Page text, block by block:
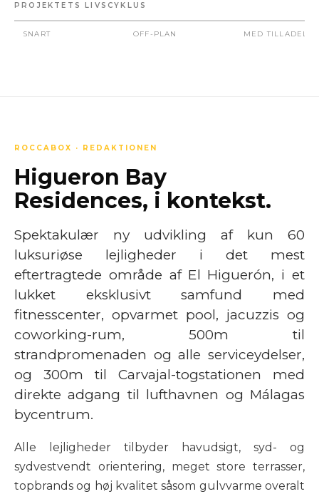
PROJEKTETS LIVSCYKLUS
SNART OFF-PLAN MED TILLADELSE
ROCCABOX · REDAKTIONEN
Higueron Bay
Residences, i kontekst.
Spektakulær ny udvikling af kun 60
luksuriøse lejligheder i det mest
eftertragtede område af El Higuerón, i et
lukket eksklusivt samfund med
fitnesscenter, opvarmet pool, jacuzzis og
coworking-rum, 500m til
strandpromenaden og alle serviceydelser,
og 300m til Carvajal-togstationen med
direkte adgang til lufthavnen og Málagas
bycentrum.
Alle lejligheder tilbyder havudsigt, syd- og
sydvestvendt orientering, meget store terrasser,
topbrands og høj kvalitet såsom gulvvarme overalt